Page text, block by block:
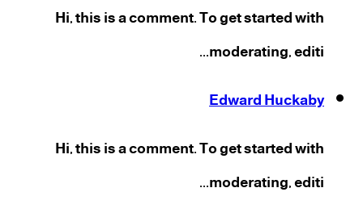
Hi, this is a comment. To get started with
moderating, editi...
Edward Huckaby
Hi, this is a comment. To get started with
moderating, editi...